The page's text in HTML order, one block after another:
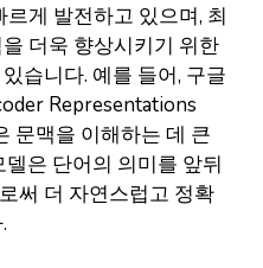
게 발전하고 있으며, 최
더욱 향상시키기 위한
습니다. 예를 들어, 구글
Representations
문맥을 이해하는 데 큰
은 단어의 의미를 앞뒤
써 더 자연스럽고 정확